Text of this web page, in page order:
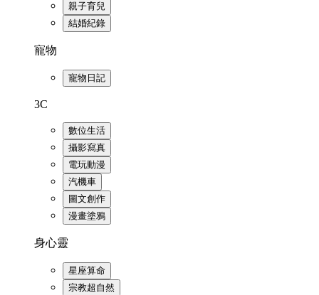
親子育兒
結婚紀錄
寵物
寵物日記
3C
數位生活
攝影寫真
電玩動漫
汽機車
圖文創作
漫畫塗鴉
身心靈
星座算命
宗教超自然